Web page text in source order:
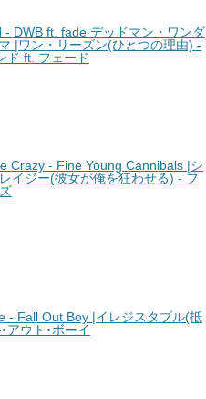
- DWB ft. fade デッドマン・ワンダ
|ワン・リーズン(ひとつの理由) -
ド ft. フェード
Crazy - Fine Young Cannibals |シ
イジー(彼女が俺を狂わせる) - フ
- Fall Out Boy |イレジスタブル(抵
アウト･ボーイ